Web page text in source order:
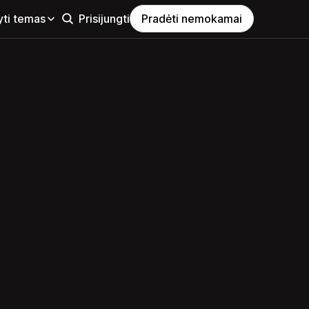
temas Prisijungti Pradėti nemokamai